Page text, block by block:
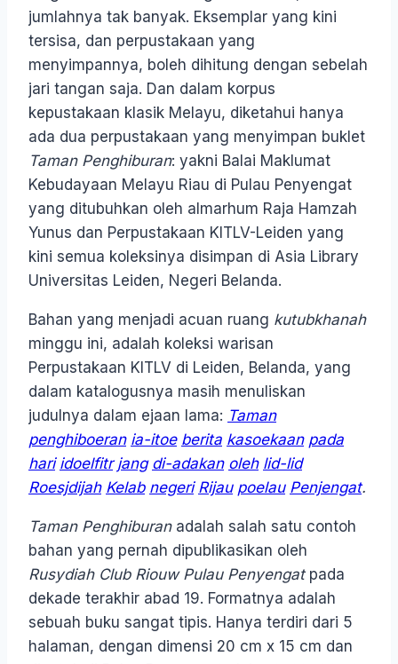
jumlahnya tak banyak. Eksemplar yang kini
tersisa, dan perpustakaan yang
menyimpannya, boleh dihitung dengan sebelah
jari tangan saja. Dan dalam korpus
kepustakaan klasik Melayu, diketahui hanya
ada dua perpustakaan yang menyimpan buklet
Taman Penghiburan: yakni Balai Maklumat
Kebudayaan Melayu Riau di Pulau Penyengat
yang ditubuhkan oleh almarhum Raja Hamzah
Yunus dan Perpustakaan KITLV-Leiden yang
kini semua koleksinya disimpan di Asia Library
Universitas Leiden, Negeri Belanda.
Bahan yang menjadi acuan ruang kutubkhanah
minggu ini, adalah koleksi warisan
Perpustakaan KITLV di Leiden, Belanda, yang
dalam katalogusnya masih menuliskan
judulnya dalam ejaan lama: Taman
penghiboeran ia-itoe berita kasoekaan pada
hari idoelfitr jang di-adakan oleh lid-lid
Roesjdijah Kelab negeri Rijau poelau Penjengat.
Taman Penghiburanadalah salah satu contoh
bahan yang pernah dipublikasikan oleh
Rusydiah Club Riouw Pulau Penyengat pada
dekade terakhir abad 19. Formatnya adalah
sebuah buku sangat tipis. Hanya terdiri dari 5
halaman, dengan dimensi 20 cm x 15 cm dan